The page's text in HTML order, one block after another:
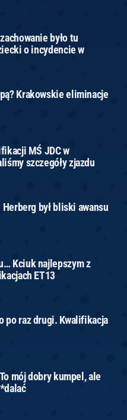
było tu
o incydencie w
Krakowskie eliminacje
MŚ JDC w
szczegóły zjazdu
był bliski awansu
Kciuk najlepszym z
ET13
po raz drugi. Kwalifikacja
mój dobry kumpel, ale